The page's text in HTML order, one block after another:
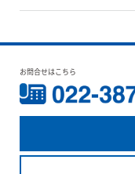
お問合せはこちら